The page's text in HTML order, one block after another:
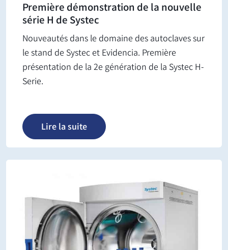
Première démonstration de la nouvelle
série H de Systec
Nouveautés dans le domaine des autoclaves sur
le stand de Systec et Evidencia. Première
présentation de la 2e génération de la Systec H-
Serie.
Lire la suite